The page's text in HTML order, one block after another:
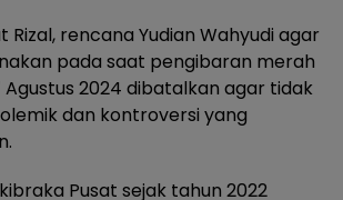
Rizal, rencana Yudian Wahyudi agar
pada saat pengibaran merah
Agustus 2024 dibatalkan agar tidak
dan kontroversi yang
Pusat sejak tahun 2022